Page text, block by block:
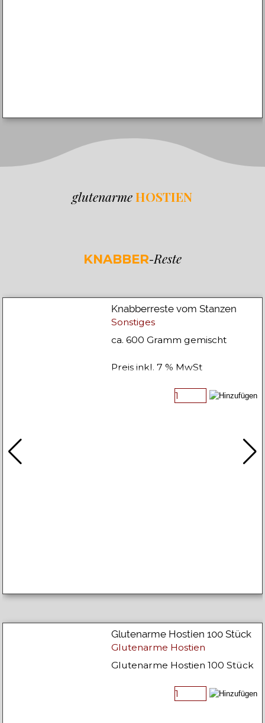
glutenarmeHOSTIEN
KNABBER-Reste
Knabberreste vom Stanzen
Sonstiges
ca. 600 Gramm gemischt
Preis inkl. 7 % MwSt
Glutenarme Hostien 100 Stück
Glutenarme Hostien
Glutenarme Hostien 100 Stück